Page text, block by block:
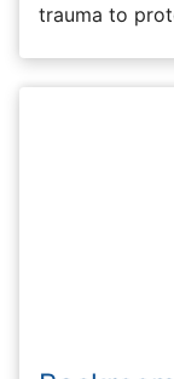
trauma to